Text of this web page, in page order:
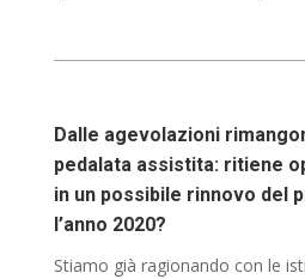
Dalle agevolazioni
pedalata assistita: ritiene
in un possibile rinnovo del
l’anno 2020?
Stiamo già ragionando con le